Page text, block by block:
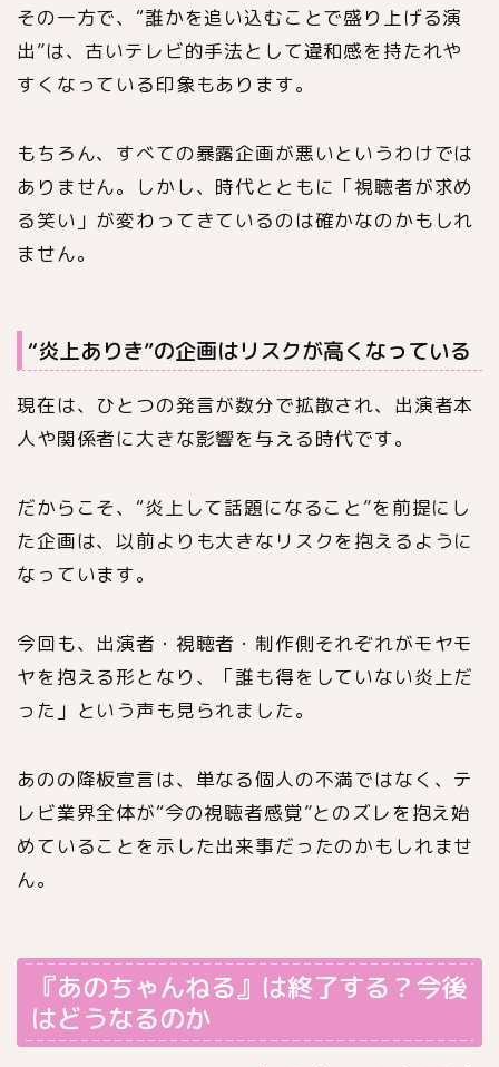
その一方で、“誰かを追い込むことで盛り上げる演
出”は、古いテレビ的手法として違和感を持たれや
すくなっている印象もあります。
もちろん、すべての暴露企画が悪いというわけでは
ありません。しかし、時代とともに「視聴者が求め
る笑い」が変わってきているのは確かなのかもしれ
ません。
“炎上ありき”の企画はリスクが高くなっている
現在は、ひとつの発言が数分で拡散され、出演者本
人や関係者に大きな影響を与える時代です。
だからこそ、“炎上して話題になること”を前提にし
た企画は、以前よりも大きなリスクを抱えるように
なっています。
今回も、出演者・視聴者・制作側それぞれがモヤモ
ヤを抱える形となり、「誰も得をしていない炎上だ
った」という声も見られました。
あのの降板宣言は、単なる個人の不満ではなく、テ
レビ業界全体が“今の視聴者感覚”とのズレを抱え始
めていることを示した出来事だったのかもしれませ
ん。
『あのちゃんねる』は終了する？今後
はどうなるのか